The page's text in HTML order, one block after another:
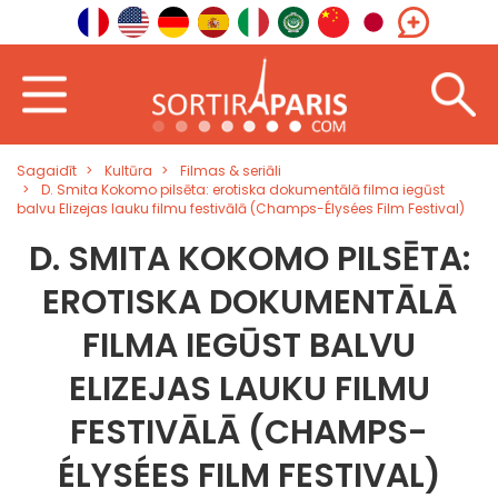
Sagaidīt Kultūra
Filmas & seriāli
D. Smita Kokomo pilsēta: erotiska dokumentālā filma iegūst
balvu Elizejas lauku filmu festivālā (Champs-Élysées Film Festival)
D. SMITA KOKOMO PILSĒTA:
EROTISKA DOKUMENTĀLĀ
FILMA IEGŪST BALVU
ELIZEJAS LAUKU FILMU
FESTIVĀLĀ (CHAMPS-
ÉLYSÉES FILM FESTIVAL)